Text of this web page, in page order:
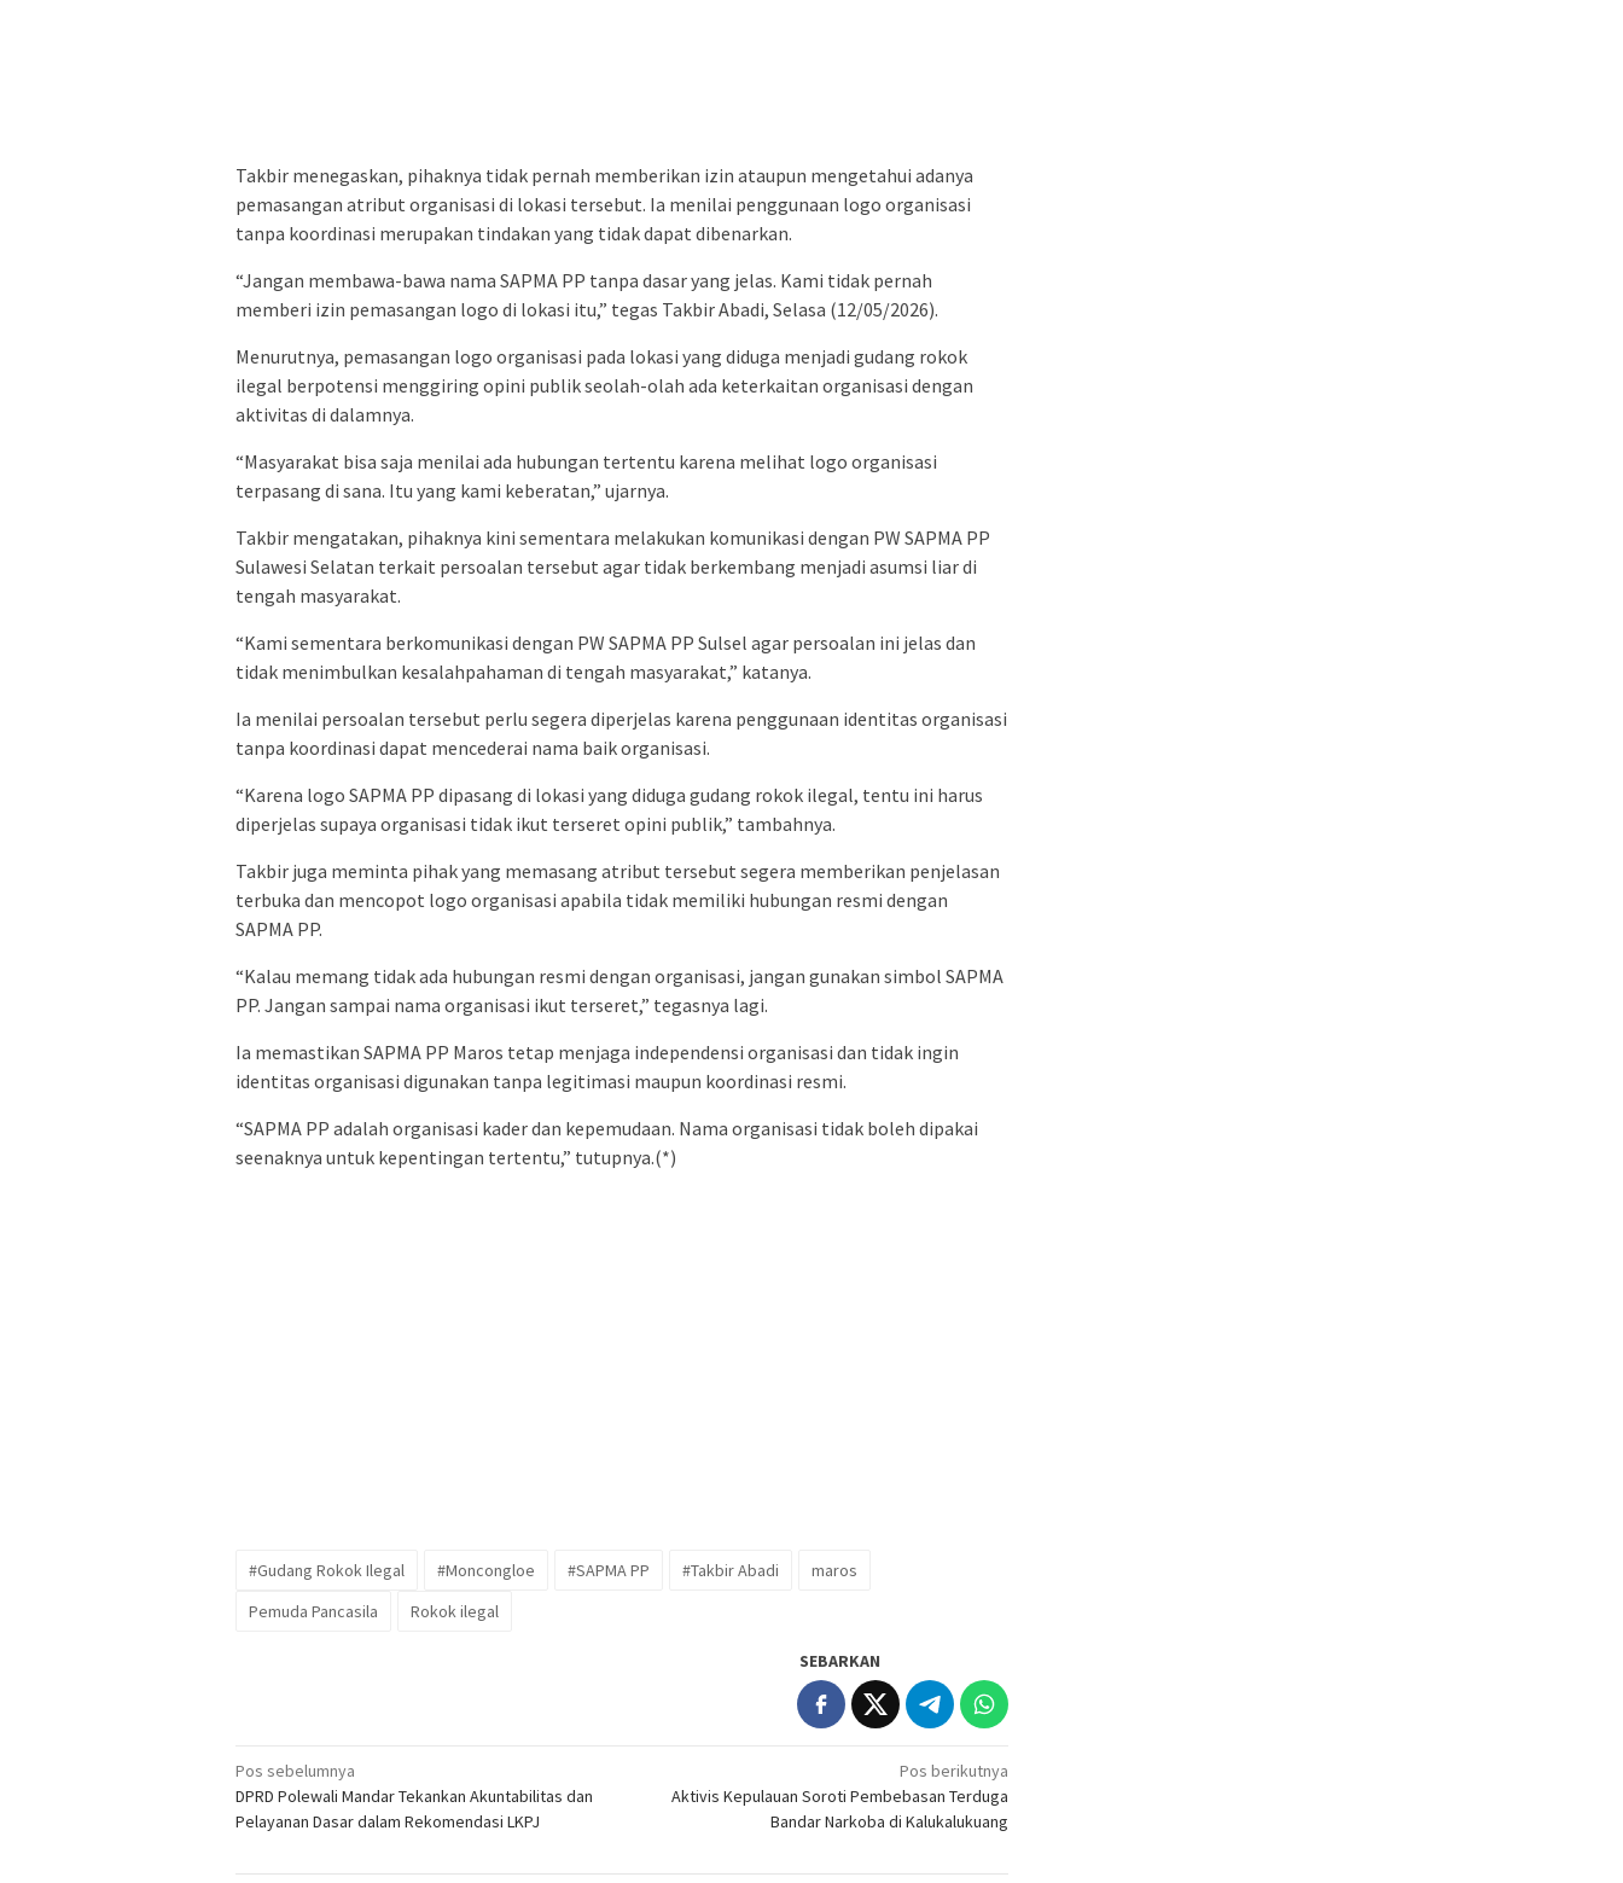
Takbir menegaskan, pihaknya tidak pernah memberikan izin ataupun mengetahui adanya
pemasangan atribut organisasi di lokasi tersebut. Ia menilai penggunaan logo organisasi
tanpa koordinasi merupakan tindakan yang tidak dapat dibenarkan.
“Jangan membawa-bawa nama SAPMA PP tanpa dasar yang jelas. Kami tidak pernah
memberi izin pemasangan logo di lokasi itu,” tegas Takbir Abadi, Selasa (12/05/2026).
Menurutnya, pemasangan logo organisasi pada lokasi yang diduga menjadi gudang rokok
ilegal berpotensi menggiring opini publik seolah-olah ada keterkaitan organisasi dengan
aktivitas di dalamnya.
“Masyarakat bisa saja menilai ada hubungan tertentu karena melihat logo organisasi
terpasang di sana. Itu yang kami keberatan,” ujarnya.
Takbir mengatakan, pihaknya kini sementara melakukan komunikasi dengan PW SAPMA PP
Sulawesi Selatan terkait persoalan tersebut agar tidak berkembang menjadi asumsi liar di
tengah masyarakat.
“Kami sementara berkomunikasi dengan PW SAPMA PP Sulsel agar persoalan ini jelas dan
tidak menimbulkan kesalahpahaman di tengah masyarakat,” katanya.
Ia menilai persoalan tersebut perlu segera diperjelas karena penggunaan identitas organisasi
tanpa koordinasi dapat mencederai nama baik organisasi.
“Karena logo SAPMA PP dipasang di lokasi yang diduga gudang rokok ilegal, tentu ini harus
diperjelas supaya organisasi tidak ikut terseret opini publik,” tambahnya.
Takbir juga meminta pihak yang memasang atribut tersebut segera memberikan penjelasan
terbuka dan mencopot logo organisasi apabila tidak memiliki hubungan resmi dengan
SAPMA PP.
“Kalau memang tidak ada hubungan resmi dengan organisasi, jangan gunakan simbol SAPMA
PP. Jangan sampai nama organisasi ikut terseret,” tegasnya lagi.
Ia memastikan SAPMA PP Maros tetap menjaga independensi organisasi dan tidak ingin
identitas organisasi digunakan tanpa legitimasi maupun koordinasi resmi.
“SAPMA PP adalah organisasi kader dan kepemudaan. Nama organisasi tidak boleh dipakai
seenaknya untuk kepentingan tertentu,” tutupnya.(*)
#Gudang Rokok Ilegal #Moncongloe #SAPMA PP #Takbir Abadi
maros
Pemuda Pancasila
Rokok ilegal
SEBARKAN
Navigasi
pos
Pos sebelumnya
DPRD Polewali Mandar Tekankan Akuntabilitas dan
Pelayanan Dasar dalam Rekomendasi LKPJ
Pos berikutnya
Aktivis Kepulauan Soroti Pembebasan Terduga
Bandar Narkoba di Kalukalukuang